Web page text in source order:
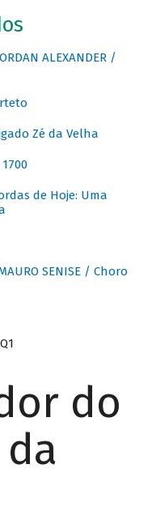
ALEXANDER /
Zé da Velha
de Hoje: Uma
SENISE / Choro
do